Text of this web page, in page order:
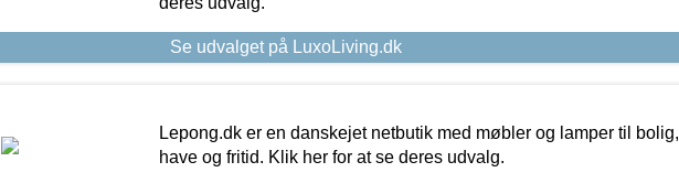
Se udvalget på LuxoLiving.dk
Lepong.dk er en danskejet netbutik med møbler og lamper til bolig,
have og fritid. Klik her for at se deres udvalg.